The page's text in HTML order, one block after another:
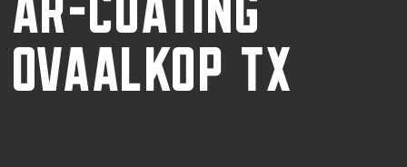
OVAALKOP TX